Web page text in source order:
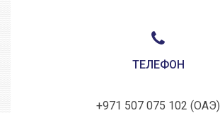
ТЕЛЕФОН
+971 507 075 102 (ОАЭ)